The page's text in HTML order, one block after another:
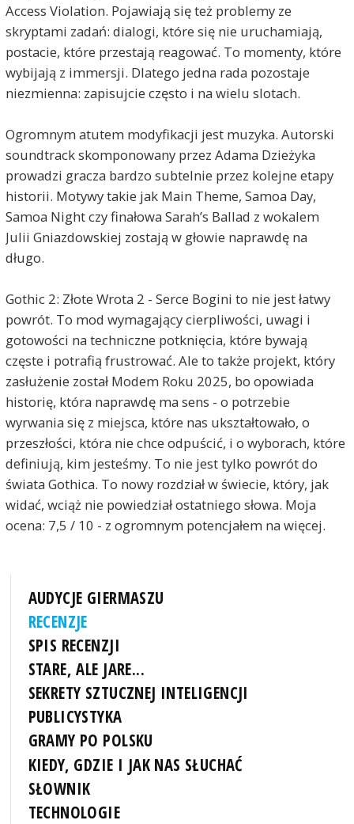
Access Violation. Pojawiają się też problemy ze
skryptami zadań: dialogi, które się nie uruchamiają,
postacie, które przestają reagować. To momenty, które
wybijają z immersji. Dlatego jedna rada pozostaje
niezmienna: zapisujcie często i na wielu slotach.
Ogromnym atutem modyfikacji jest muzyka. Autorski
soundtrack skomponowany przez Adama Dzieżyka
prowadzi gracza bardzo subtelnie przez kolejne etapy
historii. Motywy takie jak Main Theme, Samoa Day,
Samoa Night czy finałowa Sarah’s Ballad z wokalem
Julii Gniazdowskiej zostają w głowie naprawdę na
długo.
Gothic 2: Złote Wrota 2 - Serce Bogini to nie jest łatwy
powrót. To mod wymagający cierpliwości, uwagi i
gotowości na techniczne potknięcia, które bywają
częste i potrafią frustrować. Ale to także projekt, który
zasłużenie został Modem Roku 2025, bo opowiada
historię, która naprawdę ma sens - o potrzebie
wyrwania się z miejsca, które nas ukształtowało, o
przeszłości, która nie chce odpuścić, i o wyborach, które
definiują, kim jesteśmy. To nie jest tylko powrót do
świata Gothica. To nowy rozdział w świecie, który, jak
widać, wciąż nie powiedział ostatniego słowa. Moja
ocena: 7,5 / 10 - z ogromnym potencjałem na więcej.
AUDYCJE GIERMASZU
RECENZJE
SPIS RECENZJI
STARE, ALE JARE...
SEKRETY SZTUCZNEJ INTELIGENCJI
PUBLICYSTYKA
GRAMY PO POLSKU
KIEDY, GDZIE I JAK NAS SŁUCHAĆ
SŁOWNIK
TECHNOLOGIE